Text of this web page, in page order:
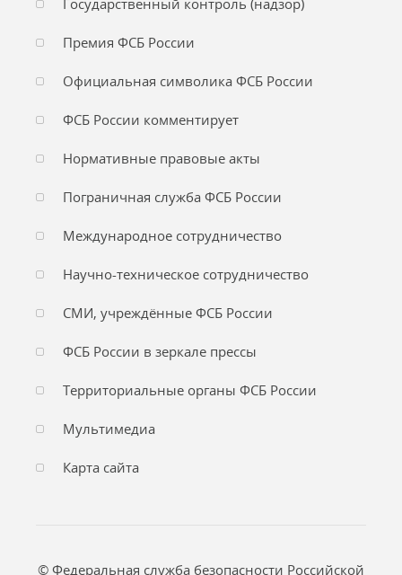
Государственный контроль (надзор)
Премия ФСБ России
Официальная символика ФСБ России
ФСБ России комментирует
Нормативные правовые акты
Пограничная служба ФСБ России
Международное сотрудничество
Научно-техническое сотрудничество
СМИ, учреждённые ФСБ России
ФСБ России в зеркале прессы
Территориальные органы ФСБ России
Мультимедиа
Карта сайта
© Федеральная служба безопасности Российской